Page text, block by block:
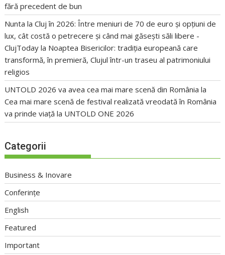
fără precedent de bun
Nunta la Cluj în 2026: Între meniuri de 70 de euro și opțiuni de
lux, cât costă o petrecere și când mai găsești săli libere -
ClujToday la Noaptea Bisericilor: tradiția europeană care
transformă, în premieră, Clujul într-un traseu al patrimoniului
religios
UNTOLD 2026 va avea cea mai mare scenă din România la
Cea mai mare scenă de festival realizată vreodată în România
va prinde viață la UNTOLD ONE 2026
Categorii
Business & Inovare
Conferințe
English
Featured
Important